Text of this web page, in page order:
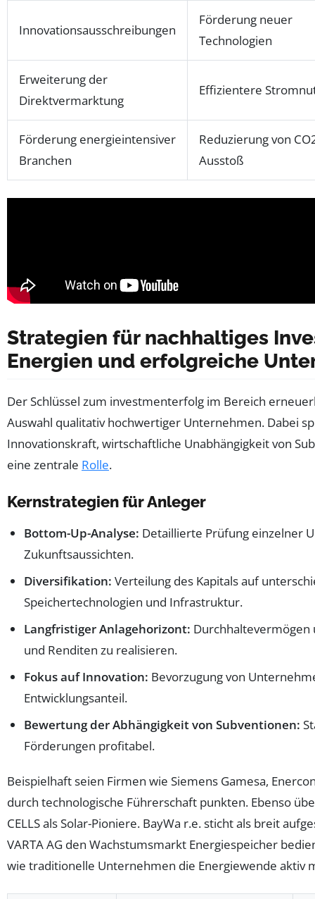
Innovationsausschreibungen
Förderung neuer
Technologien
Erweiterung der
Direktvermarktung
Effizientere
Förderung energieintensiver
Branchen
Reduzierung von
Ausstoß
Strategien für nachhaltiges
Energien und erfolgreiche
Der Schlüssel zum investmenterfolg im Bereich
Auswahl qualitativ hochwertiger Unternehmen. Dabei
Innovationskraft, wirtschaftliche Unabhängigkeit von
eine zentrale Rolle.
Kernstrategien für Anleger
Bottom-Up-Analyse: Detaillierte Prüfung einzelner
Zukunftsaussichten.
Diversifikation: Verteilung des Kapitals auf
Speichertechnologien und Infrastruktur.
Langfristiger Anlagehorizont: Durchhaltevermögen
und Renditen zu realisieren.
Fokus auf Innovation: Bevorzugung von
Entwicklungsanteil.
Bewertung der Abhängigkeit von Subventionen:
Förderungen profitabel.
Beispielhaft seien Firmen wie Siemens Gamesa,
durch technologische Führerschaft punkten. Ebenso
CELLS als Solar-Pioniere. BayWa r.e. sticht als breit
VARTA AG den Wachstumsmarkt Energiespeicher
wie traditionelle Unternehmen die Energiewende aktiv